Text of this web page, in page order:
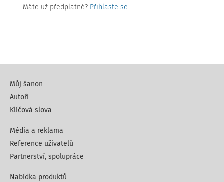
Máte už předplatné? Přihlaste se
Můj šanon
Autoři
Klíčová slova
Média a reklama
Reference uživatelů
Partnerství, spolupráce
Nabídka produktů